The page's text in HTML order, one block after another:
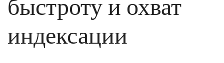
быстроту и охват
индексации